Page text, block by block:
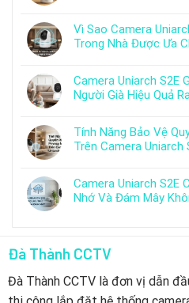
Vì Sao Camera
Trong Nhà Được Ưa
Camera Uniarch S2E
Người Già Hiệu Quả
Tính Năng Bảo Vệ
Trên Camera Uniarch
Camera Uniarch S2E
Nhớ Và Đám Mây
Đà Thành CCTV
Đà Thành CCTV là đơn vị dẫn